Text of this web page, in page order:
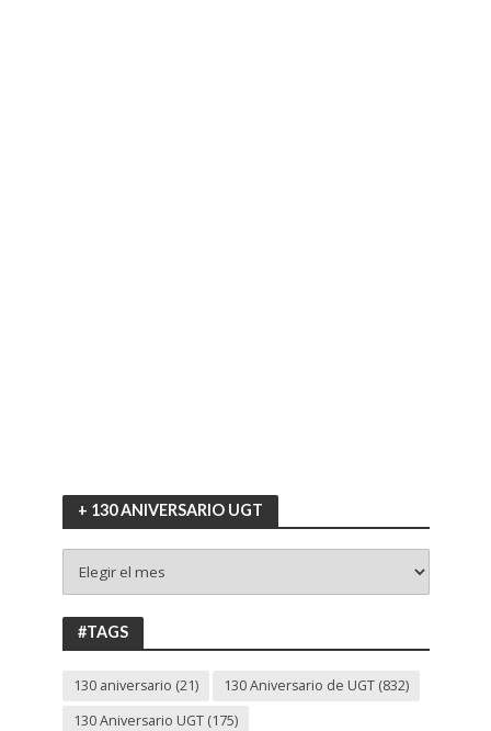
+ 130 ANIVERSARIO UGT
130
ANIVERSARIO
UGT
#TAGS
130 aniversario (21) 130 Aniversario de UGT(832)
130 Aniversario UGT(175)